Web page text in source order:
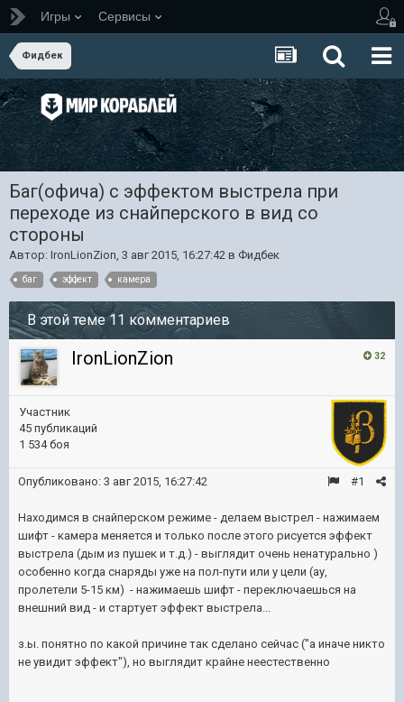
Игры Сервисы
Фидбек
Баг(офича) с эффектом выстрела при
переходе из снайперского в вид со
стороны
Автор: IronLionZion, 3 авг 2015, 16:27:42 в Фидбек
баг эффект камера
В этой теме 11 комментариев
32
IronLionZion
Участник
45 публикаций
1 534 боя
#1
Опубликовано: 3 авг 2015, 16:27:42
Находимся в снайперском режиме - делаем выстрел - нажимаем
шифт - камера меняется и только после этого рисуется эффект
выстрела (дым из пушек и т.д.) - выглядит очень ненатурально )
особенно когда снаряды уже на пол-пути или у цели (ау,
пролетели 5-15 км) - нажимаешь шифт - переключаешься на
внешний вид - и стартует эффект выстрела...
з.ы. понятно по какой причине так сделано сейчас ("а иначе никто
не увидит эффект"), но выглядит крайне неестественно